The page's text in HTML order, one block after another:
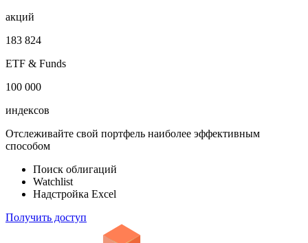
акций
183 824
ETF & Funds
100 000
индексов
Отслеживайте свой портфель наиболее эффективным
способом
Поиск облигаций
Watchlist
Надстройка Excel
Получить доступ